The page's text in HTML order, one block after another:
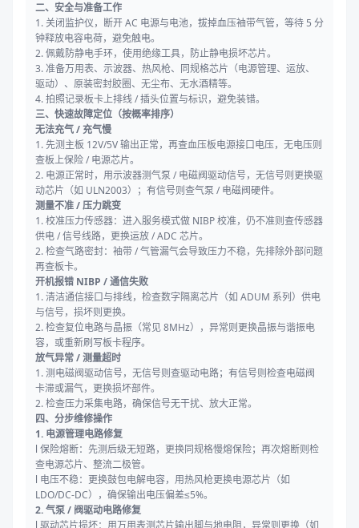
二、安全与准备工作
1. 关闭监护仪，断开 AC 电源与电池，拔掉血压袖带气管，等待 5 分
钟释放电容电荷，避免触电。
2. 佩戴防静电手环，使用绝缘工具，防止静电损坏芯片。
3. 准备万用表、示波器、热风枪、同规格芯片（电源管理、运放、
驱动）、原装密封胶圈、无尘布、无水酒精等。
4. 拍照记录板卡上排线 / 插头位置与标识，避免装错。
三、快速故障定位（按概率排序）
无法充气 / 充气慢
1. 先测主板 12V/5V 输出正常，再查血压板电源接口电压，无电压则
查板上保险 / 电源芯片。
2. 电源正常时，用示波器测气泵 / 电磁阀驱动信号，无信号则更换驱
动芯片（如 ULN2003）；有信号则查气泵 / 电磁阀硬件。
测量不准 / 压力跳变
1. 校准压力传感器：进入服务模式做 NIBP 校准，仍不准则查传感器
供电 / 信号线路，更换运放 / ADC 芯片。
2. 检查气路密封：袖带 / 气管漏气会导致压力不稳，先排除外部问题
再查板卡。
开机报错 NIBP / 通信失败
1. 清洁通信接口与排线，检查数字隔离芯片（如 ADUM 系列）供电
与信号，损坏则更换。
2. 检查复位电路与晶振（常见 8MHz），异常则更换晶振与谐振电
容，或重新刷写板卡程序。
放气异常 / 测量超时
1. 测电磁阀驱动信号，无信号则查驱动电路；有信号则检查电磁阀
卡滞或漏气，更换损坏部件。
2. 检查压力采集电路，确保信号无干扰、放大正常。
四、分步维修操作
1. 电源管理电路修复
l 保险熔断：先测后级无短路，更换同规格慢熔保险；再次熔断则检
查电源芯片、整流二极管。
l 电压不稳：更换鼓包电解电容，用热风枪更换电源芯片（如
LDO/DC-DC），确保输出电压偏差≤5%。
2. 气泵 / 阀驱动电路修复